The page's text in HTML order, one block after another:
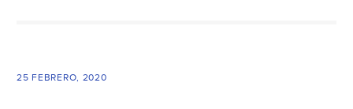
25 FEBRERO, 2020